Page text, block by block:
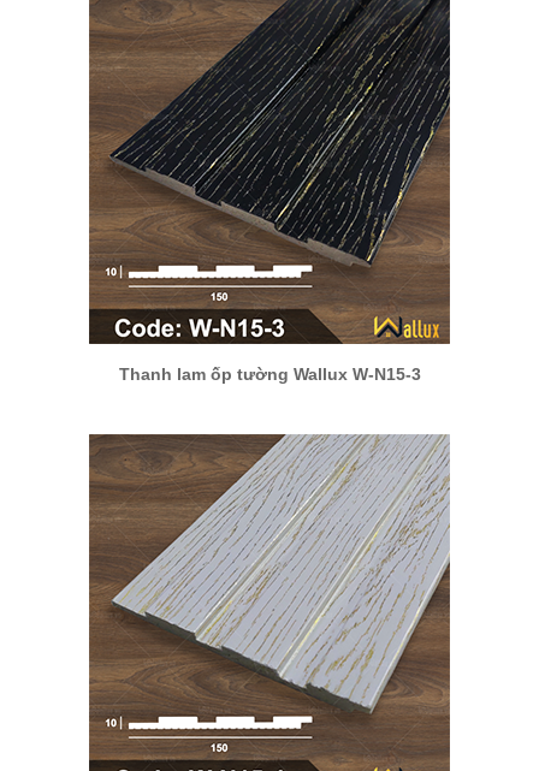
Thanh lam ốp tường Wallux W-N15-3